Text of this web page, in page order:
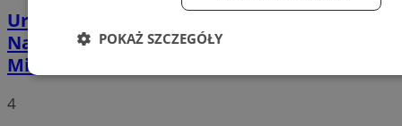
Uroczysta sesja Rady Miasta Katowice.
Nadano m.in. tytuł Honorowego Obywatela
Miasta
4
POKAŻ SZCZEGÓŁY
Niezbędne Wydajność Targetowanie